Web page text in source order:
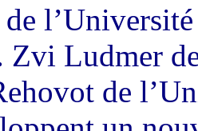
de
Zvi Ludmer
de